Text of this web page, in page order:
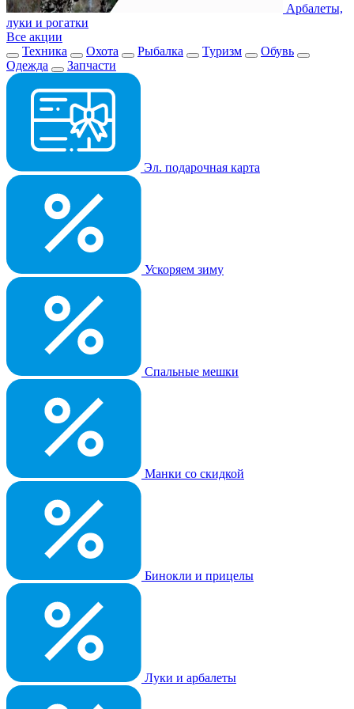
Арбалеты,
луки и рогатки
Все акции
Техника
Охота Рыбалка Туризм
Обувь
Одежда
Запчасти
Эл. подарочная карта
Ускоряем зиму
Спальные мешки
Манки со скидкой
Бинокли и прицелы
Луки и арбалеты